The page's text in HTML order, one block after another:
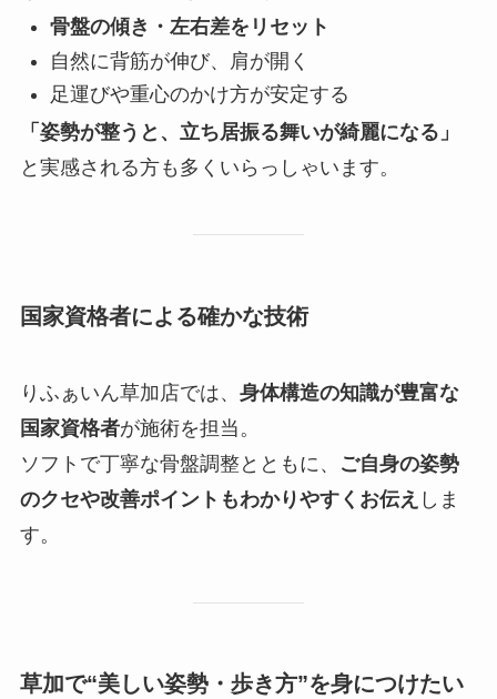
骨盤の傾き・左右差をリセット
自然に背筋が伸び、肩が開く
足運びや重心のかけ方が安定する
「姿勢が整うと、立ち居振る舞いが綺麗になる」
と実感される方も多くいらっしゃいます。
国家資格者による確かな技術
りふぁいん草加店では、 身体構造の知識が豊富な
国家資格者が施術を担当。
ソフトで丁寧な骨盤調整とともに、
ご自身の姿勢
のクセや改善ポイントもわかりやすくお伝え しま
す。
草加で“美しい姿勢・歩き方”を身につけたい